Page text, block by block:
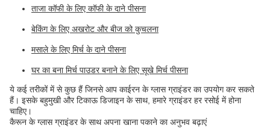
ताजा कॉफी के लिए कॉफी के दाने पीसना
बेकिंग के लिए अखरोट और बीज को कुचलना
मसाले के लिए मिर्च के दाने पीसना
घर का बना मिर्च पाउडर बनाने के लिए सूखे मिर्च पीसना
ये कई तरीकों में से कुछ हैं जिनसे आप काईरन के ग्लास ग्राइंडर का उपयोग कर सकते
हैं। इसके बहुमुखी और टिकाऊ डिजाइन के साथ, हमारे ग्राइंडर हर रसोई में होना
चाहिए।
कैरून के ग्लास ग्राइंडर के साथ अपना खाना पकाने का अनुभव बढ़ाएं